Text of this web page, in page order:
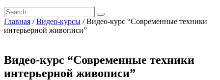
Главная /Видео-курсы / Видео-курс “Современные техники
интерьерной живописи”
Видео-курс “Современные техники
интерьерной живописи”